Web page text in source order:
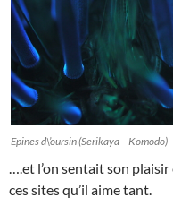
Epines d\’oursin (Serikaya – Komodo)
….et l’on sentait son
ces sites qu’il aime tant.